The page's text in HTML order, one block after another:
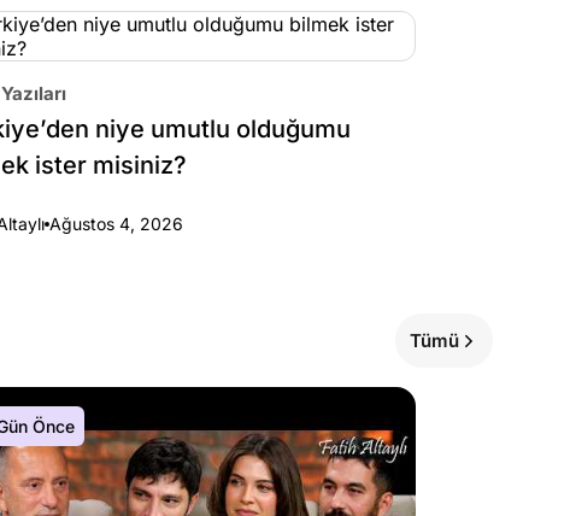
niye umutlu olduğumu
ister misiniz?
Ağustos 4, 2026
Tümü
Önce